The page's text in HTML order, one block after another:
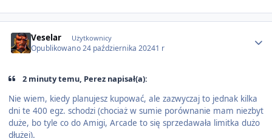
Veselar Użytkownicy
Opublikowano24 października 20241 r
2 minuty temu, Perez napisał(a):
Nie wiem, kiedy planujesz kupować, ale zazwyczaj to jednak kilka
dni te 400 egz. schodzi (chociaż w sumie porównanie mam niezbyt
duże, bo tyle co do Amigi, Arcade to się sprzedawała limitka dużo
dłużej).